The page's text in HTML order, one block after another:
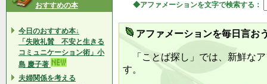
おすすめの本
今日のおすすめ本↓
「失敗礼賛 不安と生きる
コミュニケーション術」小
島 慶子著
夫婦関係を考える
◆アファメーションを文字で検索する：
アファメーションを毎日言お
「ことば探し」では、新鮮な
す。